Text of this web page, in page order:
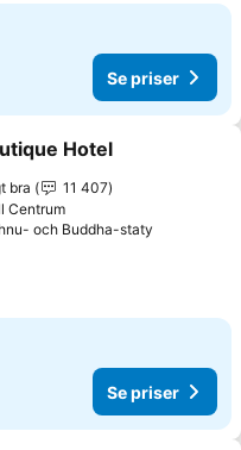
Se priser
till i Mina Favoriter
Hotel
bra
11 407
Centrum
och Buddha-staty
Se priser